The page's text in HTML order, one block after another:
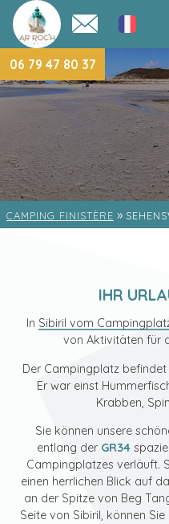
06 79 47 80 37
CAMPING FINISTÈRE »
IHR
In Sibiril vom
von Aktivitäten für
Der Campingplatz befindet
Er war einst
Krabben,
Sie können unsere
entlang der GR34
Campingplatzes verläuft.
einen herrlichen Blick auf
an der Spitze von Beg
Seite von Sibiril, können